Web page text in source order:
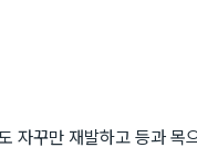
자꾸만 재발하고 등과